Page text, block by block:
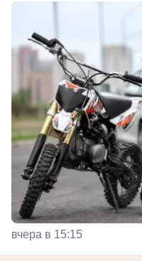
вчера в 15:15